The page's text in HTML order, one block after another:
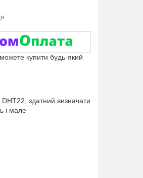
купити будь-який
DHT22 здатний визначати
і мале